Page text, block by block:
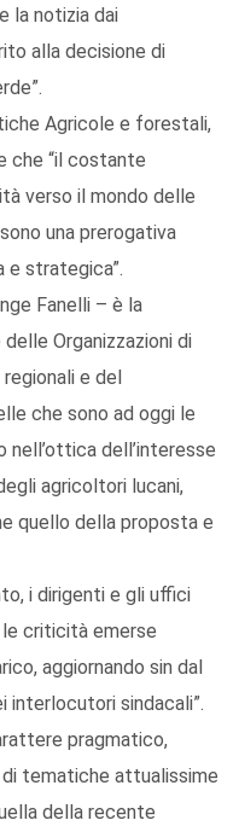
la notizia dai
alla decisione di
Agricole e forestali,
che “il costante
verso il mondo delle
una prerogativa
e strategica”.
Fanelli – è la
Organizzazioni di
e del
che sono ad oggi le
dell’interesse
agricoltori lucani,
quello della proposta e
i dirigenti e gli uffici
criticità emerse
aggiornando sin dal
interlocutori sindacali”.
pragmatico,
di tematiche attualissime
della recente